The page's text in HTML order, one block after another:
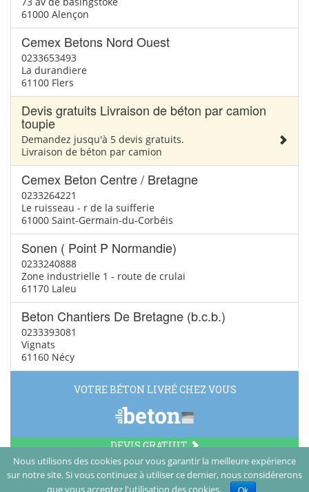
61000 Alençon
Cemex Betons Nord Ouest
0233653493
La durandiere
61100 Flers
Devis gratuits Livraison de béton par camion
toupie
Demandez jusqu'à 5 devis gratuits.
Livraison de béton par camion
Cemex Beton Centre / Bretagne
0233264221
Le ruisseau - r de la suifferie
61000 Saint-Germain-du-Corbéis
Sonen ( Point P Normandie)
0233240888
Zone industrielle 1 - route de crulai
61170 Laleu
Beton Chantiers De Bretagne (b.c.b.)
0233393081
Vignats
61160 Nécy
VOTRE BÉTON LIVRÉ CHEZ VOUS
DEVIS GRATUIT
Nous utilisons des cookies pour vous garantir la meilleure expérience
sur notre site. Si vous continuez à utiliser ce dernier, nous considérerons
© Vamboisset Media 2014